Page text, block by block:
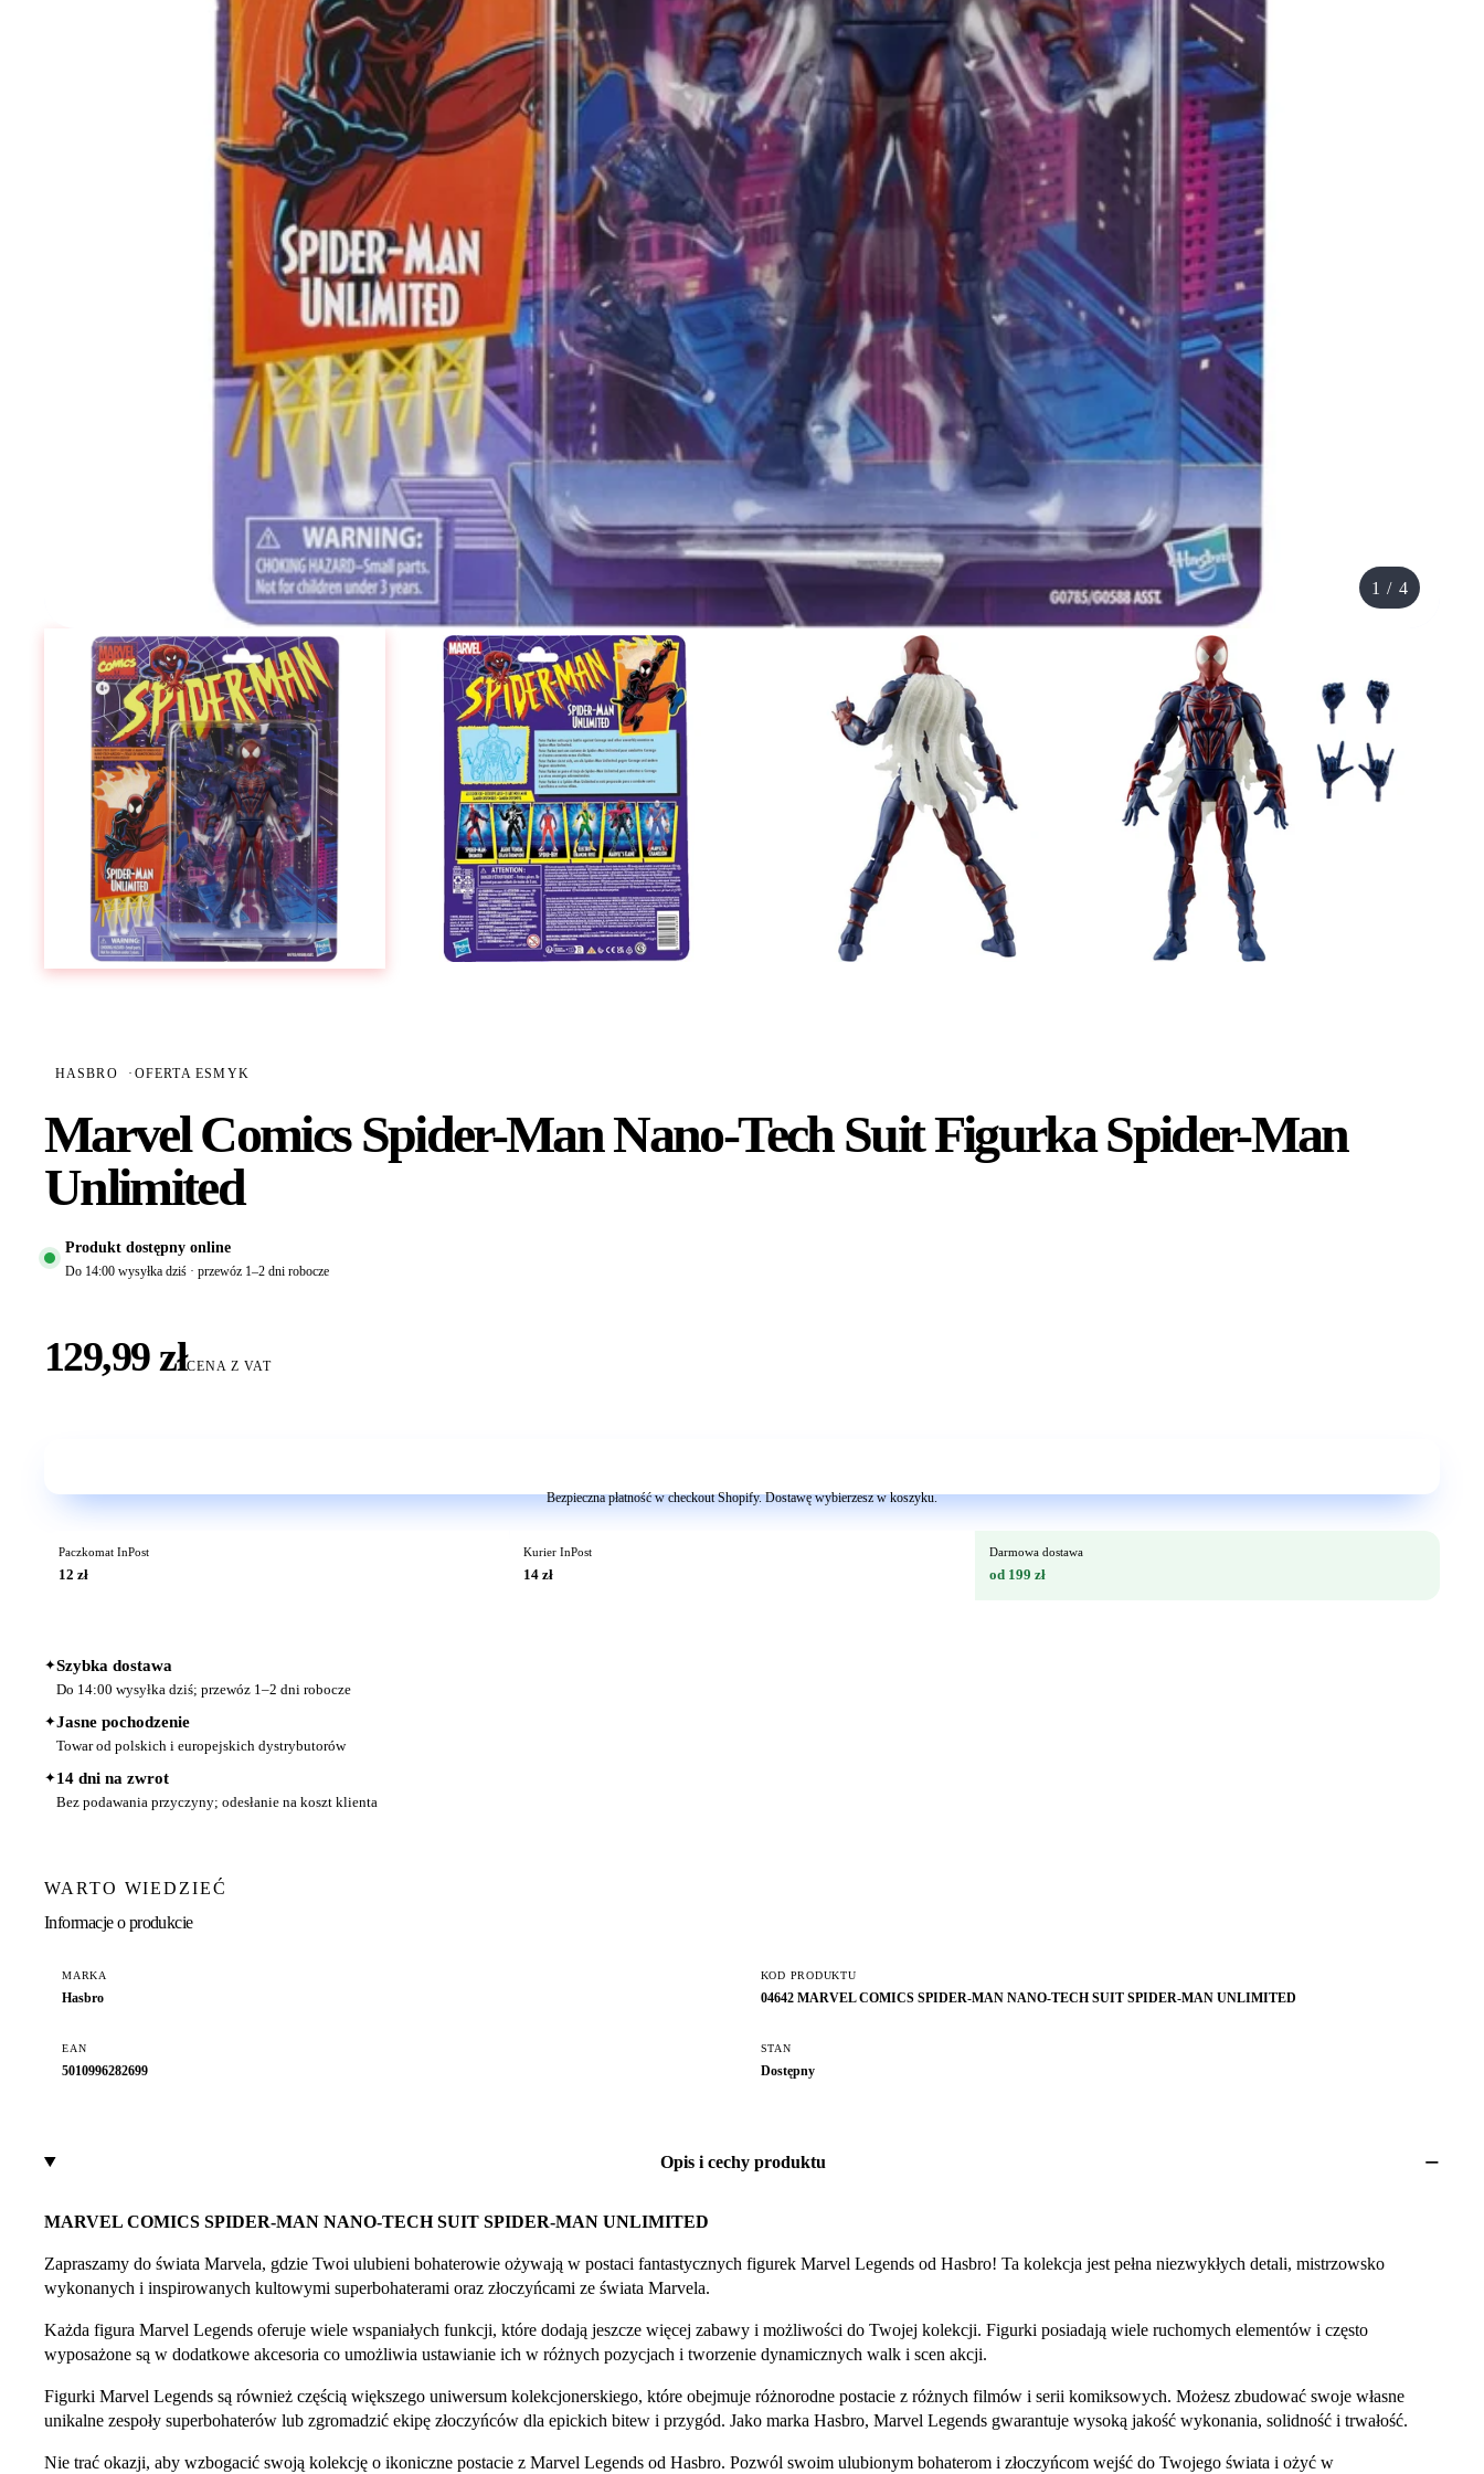
1 / 4
HASBRO · OFERTA ESMYK
Marvel Comics Spider-Man Nano-Tech Suit Figurka Spider-Man
Unlimited
Produkt dostępny online
Do 14:00 wysyłka dziś · przewóz 1–2 dni robocze
129,99 złCENA Z VAT
Bezpieczna płatność w checkout Shopify. Dostawę wybierzesz w koszyku.
Paczkomat InPost
12 zł
Kurier InPost
14 zł
Darmowa dostawa
od 199 zł
✦Szybka dostawa
Do 14:00 wysyłka dziś; przewóz 1–2 dni robocze
✦Jasne pochodzenie
Towar od polskich i europejskich dystrybutorów
✦14 dni na zwrot
Bez podawania przyczyny; odesłanie na koszt klienta
WARTO WIEDZIEĆ
Informacje o produkcie
MARKA
Hasbro
KOD PRODUKTU
04642 MARVEL COMICS SPIDER-MAN NANO-TECH SUIT SPIDER-MAN UNLIMITED
EAN
5010996282699
STAN
Dostępny
Opis i cechy produktu
MARVEL COMICS SPIDER-MAN NANO-TECH SUIT SPIDER-MAN UNLIMITED
Zapraszamy do świata Marvela, gdzie Twoi ulubieni bohaterowie ożywają w postaci fantastycznych figurek Marvel Legends od Hasbro! Ta kolekcja jest pełna niezwykłych detali, mistrzowsko
wykonanych i inspirowanych kultowymi superbohaterami oraz złoczyńcami ze świata Marvela.
Każda figura Marvel Legends oferuje wiele wspaniałych funkcji, które dodają jeszcze więcej zabawy i możliwości do Twojej kolekcji. Figurki posiadają wiele ruchomych elementów i często
wyposażone są w dodatkowe akcesoria co umożliwia ustawianie ich w różnych pozycjach i tworzenie dynamicznych walk i scen akcji.
Figurki Marvel Legends są również częścią większego uniwersum kolekcjonerskiego, które obejmuje różnorodne postacie z różnych filmów i serii komiksowych. Możesz zbudować swoje własne
unikalne zespoły superbohaterów lub zgromadzić ekipę złoczyńców dla epickich bitew i przygód. Jako marka Hasbro, Marvel Legends gwarantuje wysoką jakość wykonania, solidność i trwałość.
Nie trać okazji, aby wzbogacić swoją kolekcję o ikoniczne postacie z Marvel Legends od Hasbro. Pozwól swoim ulubionym bohaterom i złoczyńcom wejść do Twojego świata i ożyć w